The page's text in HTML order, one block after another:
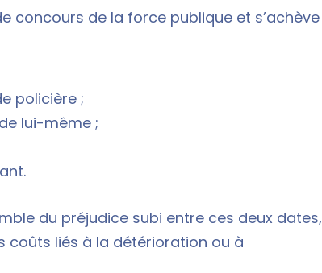
concours de la force publique et s’achève
policière ;
lui-même ;
du préjudice subi entre ces deux dates,
coûts liés à la détérioration ou à